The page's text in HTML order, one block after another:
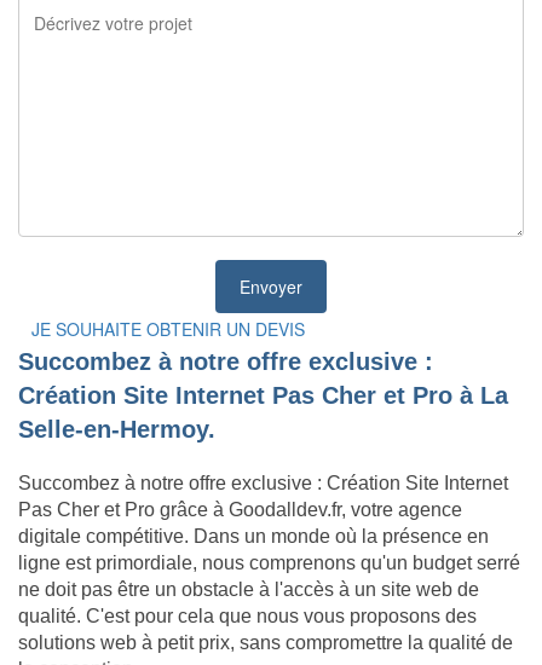
JE SOUHAITE OBTENIR UN DEVIS
Succombez à notre offre exclusive :
Création Site Internet Pas Cher et Pro à La
Selle-en-Hermoy.
Succombez à notre offre exclusive : Création Site Internet
Pas Cher et Pro grâce à Goodalldev.fr, votre agence
digitale compétitive. Dans un monde où la présence en
ligne est primordiale, nous comprenons qu'un budget serré
ne doit pas être un obstacle à l'accès à un site web de
qualité. C'est pour cela que nous vous proposons des
solutions web à petit prix, sans compromettre la qualité de